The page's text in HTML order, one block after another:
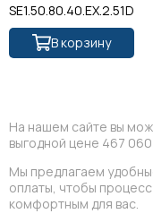
SE1.50.80.40.EX.2.51D
В корзину
На нашем сайте вы
выгодной цене 467 060
Мы предлагаем
оплаты, чтобы
комфортным для вас.